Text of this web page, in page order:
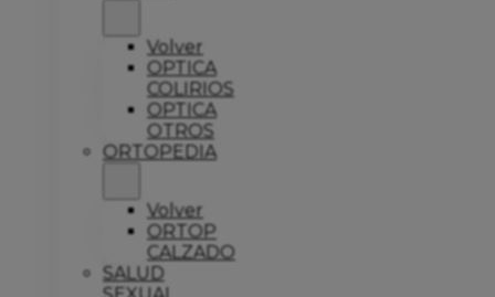
Volver
OPTICA
COLIRIOS
OPTICA
OTROS
ORTOPEDIA
Volver
ORTOP
CALZADO
SALUD